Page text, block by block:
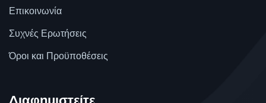
Επικοινωνία
Συχνές Ερωτήσεις
Όροι και Προϋποθέσεις